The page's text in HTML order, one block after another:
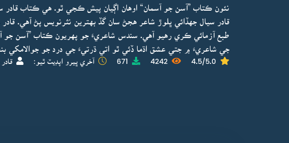
نئون ڪتاب ”آسن جو آسمان“ اوهان اڳيان پيش ڪجي ٿو. هي ڪتاب قادر
قادر سيال جهڏائي ڀلوڙ شاعر هجڻ سان گڏ بهترين نثرنويس پڻ آهي.
طبع آزمائي ڪري رهيو آهي. سندس شاعريءَ جو پهريون ڪتاب ”آسن جو
جي شاعريءَ ۾ جتي عشق اڌما ڏئي ٿو اتي ڌرتيءَ جي درد جو جوالامکي
4.5/5.0
4242
671 آخري ڀيرو اپڊيٽ ٿيو: